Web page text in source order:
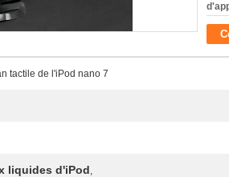
tactile de l'iPod nano 7
liquides d'iPod,